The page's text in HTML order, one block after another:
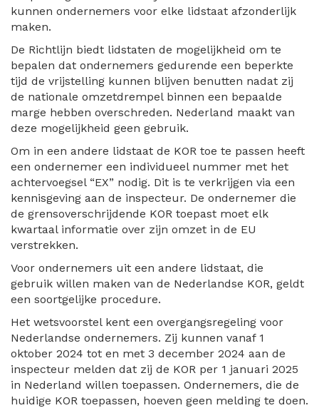
kunnen ondernemers voor elke lidstaat afzonderlijk
maken.
De Richtlijn biedt lidstaten de mogelijkheid om te
bepalen dat ondernemers gedurende een beperkte
tijd de vrijstelling kunnen blijven benutten nadat zij
de nationale omzetdrempel binnen een bepaalde
marge hebben overschreden. Nederland maakt van
deze mogelijkheid geen gebruik.
Om in een andere lidstaat de KOR toe te passen heeft
een ondernemer een individueel nummer met het
achtervoegsel “EX” nodig. Dit is te verkrijgen via een
kennisgeving aan de inspecteur. De ondernemer die
de grensoverschrijdende KOR toepast moet elk
kwartaal informatie over zijn omzet in de EU
verstrekken.
Voor ondernemers uit een andere lidstaat, die
gebruik willen maken van de Nederlandse KOR, geldt
een soortgelijke procedure.
Het wetsvoorstel kent een overgangsregeling voor
Nederlandse ondernemers. Zij kunnen vanaf 1
oktober 2024 tot en met 3 december 2024 aan de
inspecteur melden dat zij de KOR per 1 januari 2025
in Nederland willen toepassen. Ondernemers, die de
huidige KOR toepassen, hoeven geen melding te doen.